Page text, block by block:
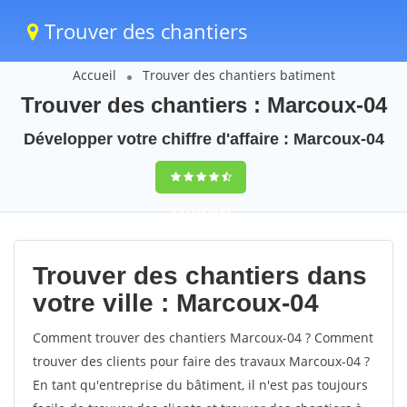
Trouver des chantiers
Accueil Trouver des chantiers batiment
Trouver des chantiers : Marcoux-04
Développer votre chiffre d'affaire : Marcoux-04
9,5(100%)64
votes
Trouver des chantiers dans
votre ville : Marcoux-04
Comment trouver des chantiers Marcoux-04 ? Comment
trouver des clients pour faire des travaux Marcoux-04 ?
En tant qu'entreprise du bâtiment, il n'est pas toujours